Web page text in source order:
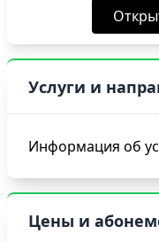
Услуги и
Информация об
Цены и